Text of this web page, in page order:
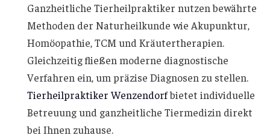
Ganzheitliche Tierheilpraktiker nutzen bewährte
Methoden der Naturheilkunde wie Akupunktur,
Homöopathie, TCM und Kräutertherapien.
Gleichzeitig fließen moderne diagnostische
Verfahren ein, um präzise Diagnosen zu stellen.
Tierheilpraktiker Wenzendorfbietet individuelle
Betreuung und ganzheitliche Tiermedizin direkt
bei Ihnen zuhause.